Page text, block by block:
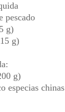
pescado
g)
g)
g)
especias chinas